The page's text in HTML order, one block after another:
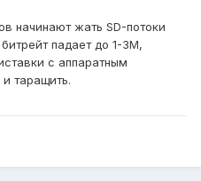
начинают жать SD-потоки
падает до 1-3М,
с аппаратным
таращить.